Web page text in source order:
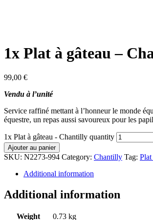
1x Plat à gâteau –
99,00 €
Vendu à l’unité
Service raffiné mettant à l’honneur le monde
équestre, un repas aussi savoureux pour les
1x Plat à gâteau - Chantilly quantity
Ajouter au panier
SKU: N2273-994 Category: Chantilly Tag: Plat
Additional information
Additional information
Weight 0.73 kg